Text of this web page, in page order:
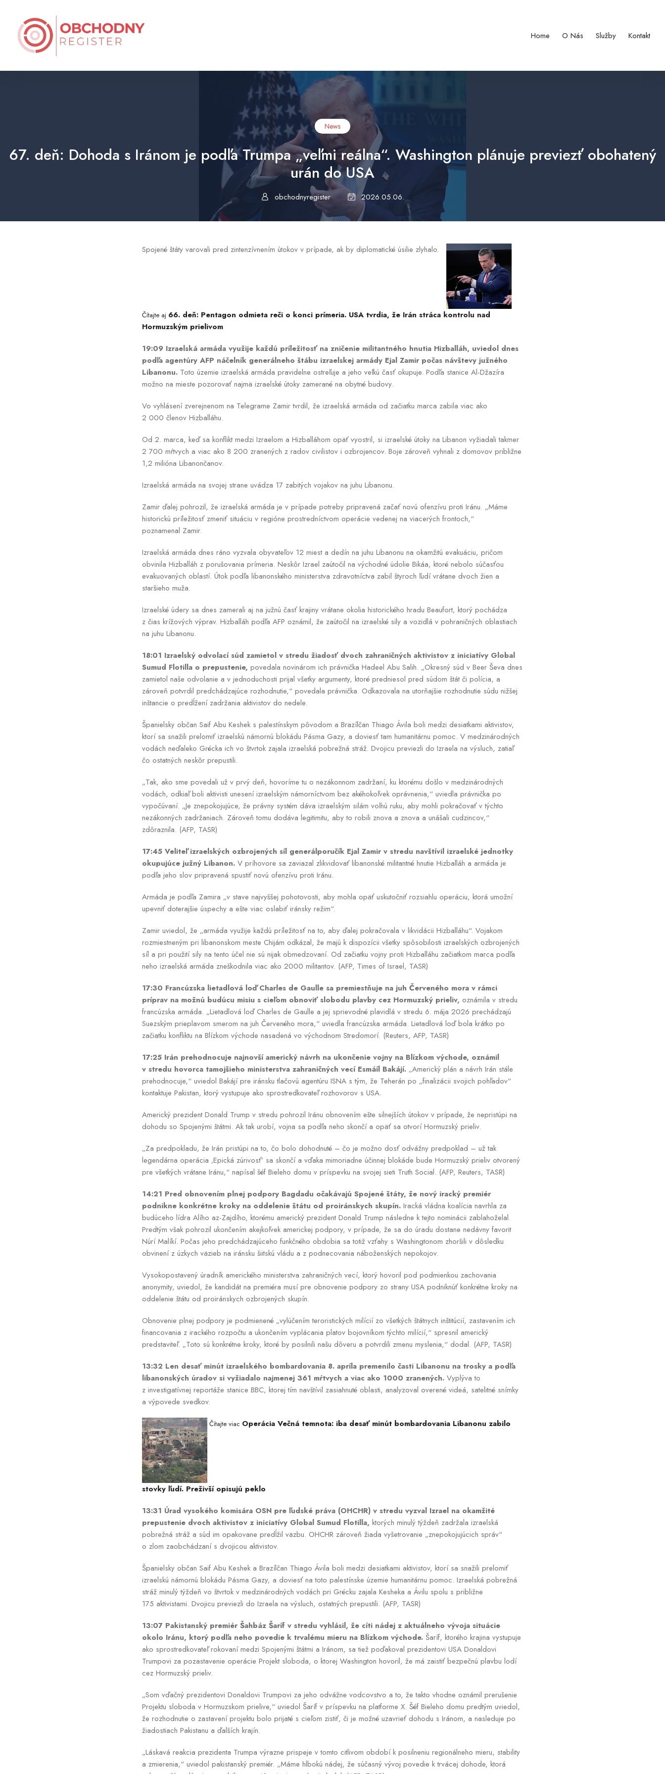
Home O Nás Služby Kontakt
News
67. deň: Dohoda s Iránom je podľa Trumpa „veľmi reálna“. Washington plánuje previezť obohatený
urán do USA
obchodnyregister 2026.05.06.
Spojené štáty varovali pred zintenzívnením útokov v prípade, ak by diplomatické úsilie zlyhalo.
Čítajte aj 66. deň: Pentagon odmieta reči o konci prímeria. USA tvrdia, že Irán stráca kontrolu nad
Hormuzským prielivom
19:09 Izraelská armáda využije každú príležitosť na zničenie militantného hnutia Hizballáh, uviedol dnes
podľa agentúry AFP náčelník generálneho štábu izraelskej armády Ejal Zamir počas návštevy južného
Libanonu. Toto územie izraelská armáda pravidelne ostreľuje a jeho veľkú časť okupuje. Podľa stanice Al-Džazíra
možno na mieste pozorovať najmä izraelské útoky zamerané na obytné budovy.
Vo vyhlásení zverejnenom na Telegrame Zamir tvrdil, že izraelská armáda od začiatku marca zabila viac ako
2 000 členov Hizballáhu.
Od 2. marca, keď sa konflikt medzi Izraelom a Hizballáhom opäť vyostril, si izraelské útoky na Libanon vyžiadali takmer
2 700 mŕtvych a viac ako 8 200 zranených z radov civilistov i ozbrojencov. Boje zároveň vyhnali z domovov približne
1,2 milióna Libanončanov.
Izraelská armáda na svojej strane uvádza 17 zabitých vojakov na juhu Libanonu.
Zamir ďalej pohrozil, že izraelská armáda je v prípade potreby pripravená začať novú ofenzívu proti Iránu. „Máme
historickú príležitosť zmeniť situáciu v regióne prostredníctvom operácie vedenej na viacerých frontoch,“
poznamenal Zamir.
Izraelská armáda dnes ráno vyzvala obyvateľov 12 miest a dedín na juhu Libanonu na okamžitú evakuáciu, pričom
obvinila Hizballáh z porušovania prímeria. Neskôr Izrael zaútočil na východné údolie Bikáa, ktoré nebolo súčasťou
evakuovaných oblastí. Útok podľa libanonského ministerstva zdravotníctva zabil štyroch ľudí vrátane dvoch žien a
staršieho muža.
Izraelské údery sa dnes zamerali aj na južnú časť krajiny vrátane okolia historického hradu Beaufort, ktorý pochádza
z čias krížových výprav. Hizballáh podľa AFP oznámil, že zaútočil na izraelské sily a vozidlá v pohraničných oblastiach
na juhu Libanonu.
18:01 Izraelský odvolací súd zamietol v stredu žiadosť dvoch zahraničných aktivistov z iniciatívy Global
Sumud Flotilla o prepustenie, povedala novinárom ich právnička Hadeel Abu Salih. „Okresný súd v Beer Ševa dnes
zamietol naše odvolanie a v jednoduchosti prijal všetky argumenty, ktoré predniesol pred súdom štát či polícia, a
zároveň potvrdil predchádzajúce rozhodnutie,“ povedala právnička. Odkazovala na utorňajšie rozhodnutie súdu nižšej
inštancie o predĺžení zadržania aktivistov do nedele.
Španielsky občan Saif Abu Keshek s palestínskym pôvodom a Brazílčan Thiago Ávila boli medzi desiatkami aktivistov,
ktorí sa snažili prelomiť izraelskú námornú blokádu Pásma Gazy, a doviesť tam humanitárnu pomoc. V medzinárodných
vodách neďaleko Grécka ich vo štvrtok zajala izraelská pobrežná stráž. Dvojicu previezli do Izraela na výsluch, zatiaľ
čo ostatných neskôr prepustili.
„Tak, ako sme povedali už v prvý deň, hovoríme tu o nezákonnom zadržaní, ku ktorému došlo v medzinárodných
vodách, odkiaľ boli aktivisti unesení izraelským námorníctvom bez akéhokoľvek oprávnenia,“ uviedla právnička po
vypočúvaní. „Je znepokojujúce, že právny systém dáva izraelským silám voľnú ruku, aby mohli pokračovať v týchto
nezákonných zadržaniach. Zároveň tomu dodáva legitimitu, aby to robili znova a znova a unášali cudzincov,“
zdôraznila. (AFP, TASR)
17:45 Veliteľ izraelských ozbrojených síl generálporučík Ejal Zamir v stredu navštívil izraelské jednotky
okupujúce južný Libanon. V príhovore sa zaviazal zlikvidovať libanonské militantné hnutie Hizballáh a armáda je
podľa jeho slov pripravená spustiť novú ofenzívu proti Iránu.
Armáda je podľa Zamira „v stave najvyššej pohotovosti, aby mohla opäť uskutočniť rozsiahlu operáciu, ktorá umožní
upevniť doterajšie úspechy a ešte viac oslabiť iránsky režim“.
Zamir uviedol, že „armáda využije každú príležitosť na to, aby ďalej pokračovala v likvidácii Hizballáhu“. Vojakom
rozmiestneným pri libanonskom meste Chijám odkázal, že majú k dispozícii všetky spôsobilosti izraelských ozbrojených
síl a pri použití sily na tento účel nie sú nijak obmedzovaní. Od začiatku vojny proti Hizballáhu začiatkom marca podľa
neho izraelská armáda zneškodnila viac ako 2000 militantov. (AFP, Times of Israel, TASR)
17:30 Francúzska lietadlová loď Charles de Gaulle sa premiestňuje na juh Červeného mora v rámci
príprav na možnú budúcu misiu s cieľom obnoviť slobodu plavby cez Hormuzský prieliv, oznámila v stredu
francúzska armáda. „Lietadlová loď Charles de Gaulle a jej sprievodné plavidlá v stredu 6. mája 2026 prechádzajú
Suezským prieplavom smerom na juh Červeného mora,“ uviedla francúzska armáda. Lietadlová loď bola krátko po
začiatku konfliktu na Blízkom východe nasadená vo východnom Stredomorí. (Reuters, AFP, TASR)
17:25 Irán prehodnocuje najnovší americký návrh na ukončenie vojny na Blízkom východe, oznámil
v stredu hovorca tamojšieho ministerstva zahraničných vecí Esmáíl Bakájí. „Americký plán a návrh Irán stále
prehodnocuje,“ uviedol Bakájí pre iránsku tlačovú agentúru ISNA s tým, že Teherán po „finalizácii svojich pohľadov“
kontaktuje Pakistan, ktorý vystupuje ako sprostredkovateľ rozhovorov s USA.
Americký prezident Donald Trump v stredu pohrozil Iránu obnovením ešte silnejších útokov v prípade, že nepristúpi na
dohodu so Spojenými štátmi. Ak tak urobí, vojna sa podľa neho skončí a opäť sa otvorí Hormuzský prieliv.
„Za predpokladu, že Irán pristúpi na to, čo bolo dohodnuté – čo je možno dosť odvážny predpoklad – už tak
legendárna operácia ‚Epická zúrivosť’ sa skončí a vďaka mimoriadne účinnej blokáde bude Hormuzský prieliv otvorený
pre všetkých vrátane Iránu,“ napísal šéf Bieleho domu v príspevku na svojej sieti Truth Social. (AFP, Reuters, TASR)
14:21 Pred obnovením plnej podpory Bagdadu očakávajú Spojené štáty, že nový iracký premiér
podnikne konkrétne kroky na oddelenie štátu od proiránskych skupín. Iracká vládna koalícia navrhla za
budúceho lídra Alího az-Zajdího, ktorému americký prezident Donald Trump následne k tejto nominácii zablahoželal.
Predtým však pohrozil ukončením akejkoľvek americkej podpory, v prípade, že sa do úradu dostane nedávny favorit
Núrí Malíkí. Počas jeho predchádzajúceho funkčného obdobia sa totiž vzťahy s Washingtonom zhoršili v dôsledku
obvinení z úzkych väzieb na iránsku šiitskú vládu a z podnecovania náboženských nepokojov.
Vysokopostavený úradník amerického ministerstva zahraničných vecí, ktorý hovoril pod podmienkou zachovania
anonymity, uviedol, že kandidát na premiéra musí pre obnovenie podpory zo strany USA podniknúť konkrétne kroky na
oddelenie štátu od proiránskych ozbrojených skupín.
Obnovenie plnej podpory je podmienené „vylúčením teroristických milícií zo všetkých štátnych inštitúcií, zastavením ich
financovania z irackého rozpočtu a ukončením vyplácania platov bojovníkom týchto milícií,“ spresnil americký
predstaviteľ. „Toto sú konkrétne kroky, ktoré by posilnili našu dôveru a potvrdili zmenu myslenia,“ dodal. (AFP, TASR)
13:32 Len desať minút izraelského bombardovania 8. apríla premenilo časti Libanonu na trosky a podľa
libanonských úradov si vyžiadalo najmenej 361 mŕtvych a viac ako 1000 zranených. Vyplýva to
z investigatívnej reportáže stanice BBC, ktorej tím navštívil zasiahnuté oblasti, analyzoval overené videá, satelitné snímky
a výpovede svedkov.
Čítajte viac Operácia Večná temnota: iba desať minút bombardovania Libanonu zabilo
stovky ľudí. Preživší opisujú peklo
13:31 Úrad vysokého komisára OSN pre ľudské práva (OHCHR) v stredu vyzval Izrael na okamžité
prepustenie dvoch aktivistov z iniciatívy Global Sumud Flotilla, ktorých minulý týždeň zadržala izraelská
pobrežná stráž a súd im opakovane predĺžil väzbu. OHCHR zároveň žiada vyšetrovanie „znepokojujúcich správ“
o zlom zaobchádzaní s dvojicou aktivistov.
Španielsky občan Saif Abu Keshek a Brazílčan Thiago Ávila boli medzi desiatkami aktivistov, ktorí sa snažili prelomiť
izraelskú námornú blokádu Pásma Gazy, a doviesť na toto palestínske územie humanitárnu pomoc. Izraelská pobrežná
stráž minulý týždeň vo štvrtok v medzinárodných vodách pri Grécku zajala Kesheka a Ávilu spolu s približne
175 aktivistami. Dvojicu previezli do Izraela na výsluch, ostatných prepustili. (AFP, TASR)
13:07 Pakistanský premiér Šahbáz Šaríf v stredu vyhlásil, že cíti nádej z aktuálneho vývoja situácie
okolo Iránu, ktorý podľa neho povedie k trvalému mieru na Blízkom východe. Šaríf, ktorého krajina vystupuje
ako sprostredkovateľ rokovaní medzi Spojenými štátmi a Iránom, sa tiež poďakoval prezidentovi USA Donaldovi
Trumpovi za pozastavenie operácie Projekt sloboda, o ktorej Washington hovoril, že má zaistiť bezpečnú plavbu lodí
cez Hormuzský prieliv.
„Som vďačný prezidentovi Donaldovi Trumpovi za jeho odvážne vodcovstvo a to, že takto vhodne oznámil prerušenie
Projektu sloboda v Hormuzskom prielive,“ uviedol Šaríf v príspevku na platforme X. Šéf Bieleho domu predtým uviedol,
že rozhodnutie o zastavení projektu bolo prijaté s cieľom zistiť, či je možné uzavrieť dohodu s Iránom, a nasleduje po
žiadostiach Pakistanu a ďalších krajín.
„Láskavá reakcia prezidenta Trumpa výrazne prispeje v tomto citlivom období k posilneniu regionálneho mieru, stability
a zmierenia,“ uviedol pakistanský premiér. „Máme hlbokú nádej, že súčasný vývoj povedie k trvácej dohode, ktorá